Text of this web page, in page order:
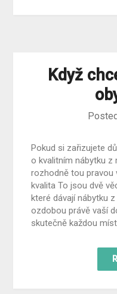
Když
Pokud si zařizujete
o kvalitním nábytku z
rozhodně tou pravou
kvalita To jsou dvě
které dávají nábytku
ozdobou právě vaší
skutečně každou